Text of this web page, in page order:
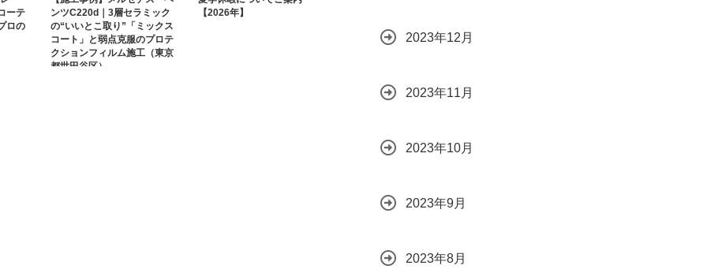
ーテ
ロの
ンツC220d｜3層セラミック
の“いいとこ取り”「ミックス
コート」と弱点克服のプロテ
クションフィルム施工（東京
都世田谷区）
【2026年】
2023年12月
2023年11月
2023年10月
2023年9月
2023年8月